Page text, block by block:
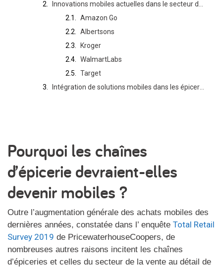
Amazon Go
Albertsons
Kroger
WalmartLabs
Target
Pourquoi les chaînes
d’épicerie devraient-elles
devenir mobiles ?
Outre l’augmentation générale des achats mobiles des
dernières années, constatée dans l’ enquête Total Retail
Survey 2019 de PricewaterhouseCoopers, de
nombreuses autres raisons incitent les chaînes
d’épiceries et celles du secteur de la vente au détail de